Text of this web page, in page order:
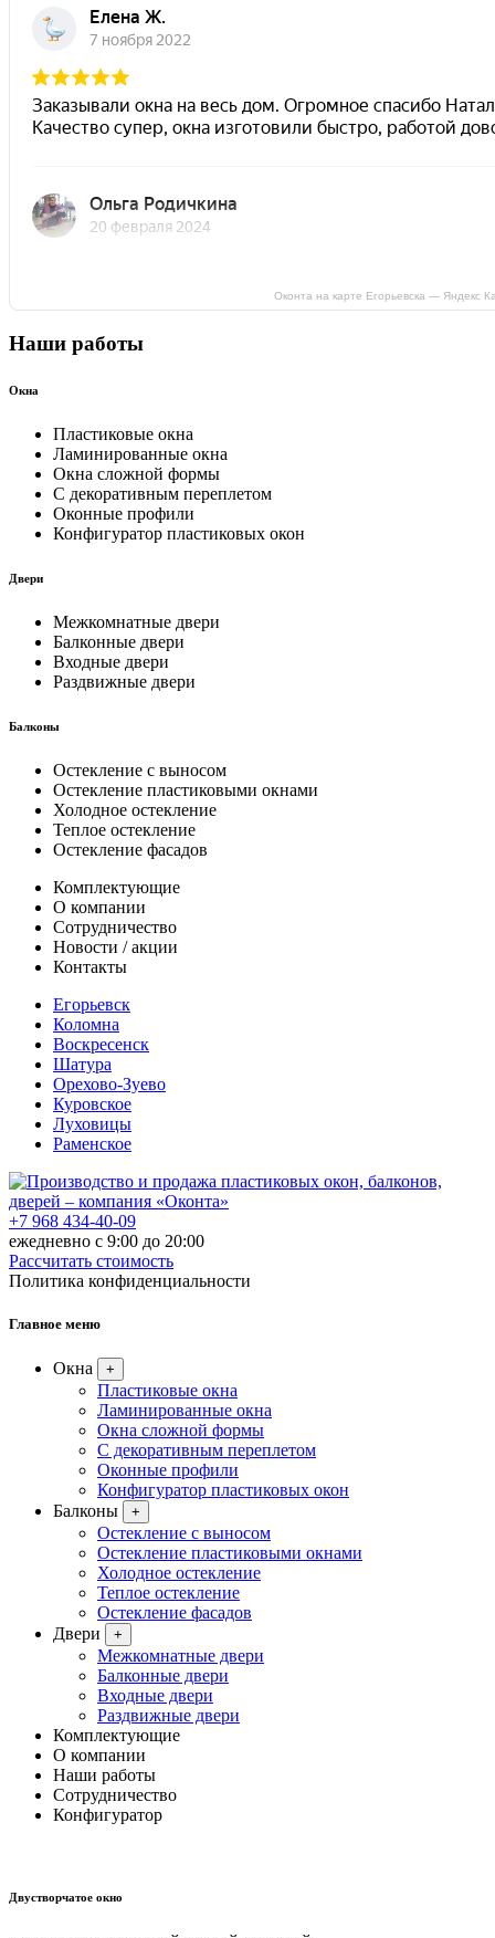
Оконта на карте Егорьевска — Яндекс
Наши работы
Окна
Пластиковые окна
Ламинированные окна
Окна сложной формы
С декоративным переплетом
Оконные профили
Конфигуратор пластиковых окон
Двери
Межкомнатные двери
Балконные двери
Входные двери
Раздвижные двери
Балконы
Остекление с выносом
Остекление пластиковыми окнами
Холодное остекление
Теплое остекление
Остекление фасадов
Комплектующие
О компании
Сотрудничество
Новости / акции
Контакты
Егорьевск
Коломна
Воскресенск
Шатура
Орехово-Зуево
Куровское
Луховицы
Раменское
+7 968 434-40-09
ежедневно с 9:00 до 20:00
Рассчитать стоимость
Политика конфиденциальности
Главное меню
Окна +
Пластиковые окна
Ламинированные окна
Окна сложной формы
С декоративным переплетом
Оконные профили
Конфигуратор пластиковых окон
Балконы
+
Остекление с выносом
Остекление пластиковыми окнами
Холодное остекление
Теплое остекление
Остекление фасадов
Двери
+
Межкомнатные двери
Балконные двери
Входные двери
Раздвижные двери
Комплектующие
О компании
Наши работы
Сотрудничество
Конфигуратор
Двустворчатое окно